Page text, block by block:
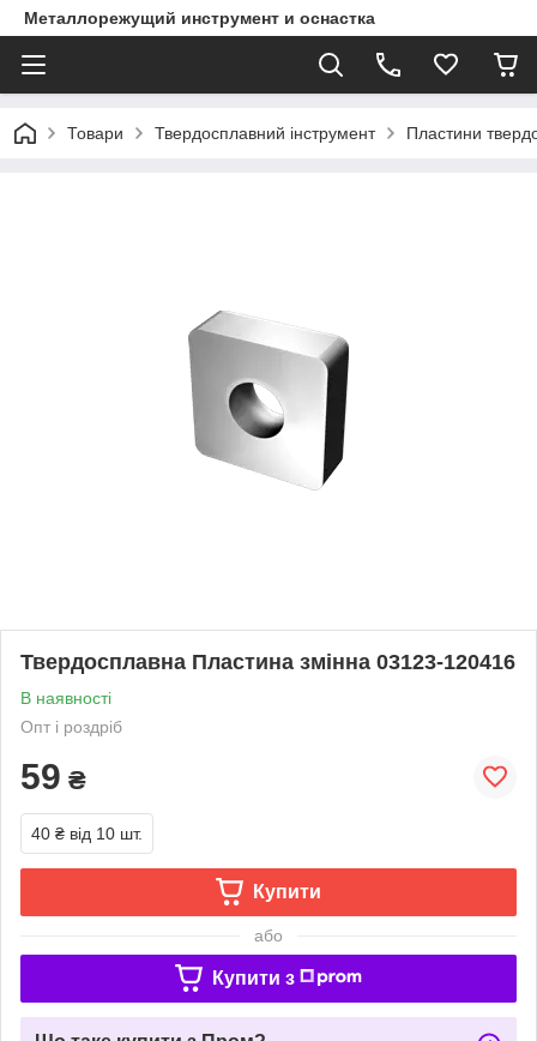
Металлорежущий инструмент и оснастка
Товари Твердосплавний інструмент Пластини
Твердосплавна Пластина змінна 03123-120416
В наявності
Опт і роздріб
59 ₴
40 ₴ від 10 шт.
Купити
або
Купити з